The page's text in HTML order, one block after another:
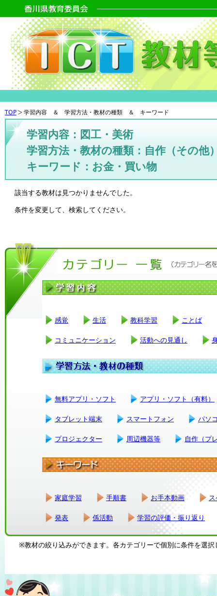
TOP 学習内容 ＆ 学習方法・教材の種類 ＆ キーワード
学習内容：図工・美術
学習方法・教材の種類：自作（その他
キーワード：お金・買い物
該当する教材は見つかりませんでした。
条件を変更して、検索してください。
感覚 生活 教科学習 ことば
コミュニケーション 活動への見通し
無料アプリ・ソフト アプリ・ソフト（有料）
タブレット端末 スマートフォン パソ
プロジェクター 周辺機器等 自作（プ
家庭学習 手順書 お手本動画
発表 係活動 学習の評価・振り返り
※教材の絞り込みができます。各カテゴリーで個別に条件を選択